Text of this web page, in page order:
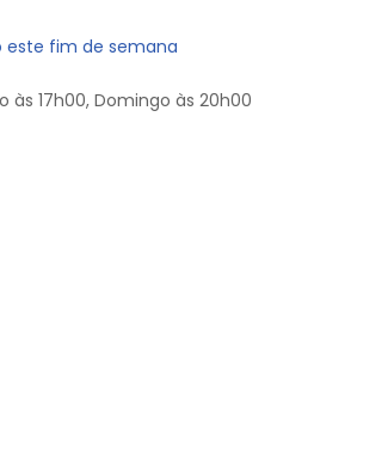
este fim de semana
às 17h00, Domingo às 20h00